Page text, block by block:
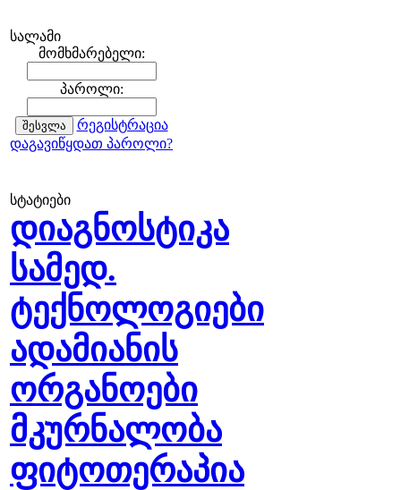
სალამი
მომხმარებელი:
პაროლი:
რეგისტრაცია
დაგავიწყდათ პაროლი?
სტატიები
დიაგნოსტიკა
სამედ.
ტექნოლოგიები
ადამიანის
ორგანოები
მკურნალობა
ფიტოთერაპია